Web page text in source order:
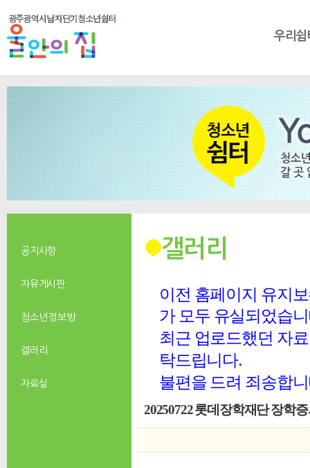
우리쉼
공지사항
자유게시판
청소년 정보방
갤러리
자료실
갤러리
이전 홈페이지 유지
가 모두 유실되었습
최근 업로드했던 자
탁드립니다.
불편을 드려 죄송합
20250722 롯데장학재단 장학